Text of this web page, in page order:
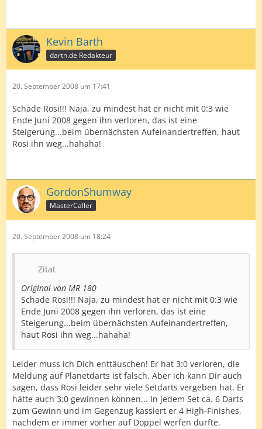
Kevin Barth
dartn.de Redakteur
20. September 2008 um 17:41
Schade Rosi!!! Naja, zu mindest hat er nicht mit 0:3 wie
Ende Juni 2008 gegen ihn verloren, das ist eine
Steigerung...beim übernächsten Aufeinandertreffen, haut
Rosi ihn weg...hahaha!
GordonShumway
MasterCaller
20. September 2008 um 18:24
Zitat
Original von MR 180
Schade Rosi!!! Naja, zu mindest hat er nicht mit 0:3 wie
Ende Juni 2008 gegen ihn verloren, das ist eine
Steigerung...beim übernächsten Aufeinandertreffen,
haut Rosi ihn weg...hahaha!
Leider muss ich Dich enttäuschen! Er hat 3:0 verloren, die
Meldung auf Planetdarts ist falsch. Aber ich kann Dir auch
sagen, dass Rosi leider sehr viele Setdarts vergeben hat. Er
hätte auch 3:0 gewinnen können... In jedem Set ca. 6 Darts
zum Gewinn und im Gegenzug kassiert er 4 High-Finishes,
nachdem er immer vorher auf Doppel werfen durfte.